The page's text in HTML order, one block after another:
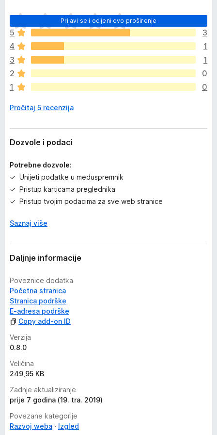
Prijavi se i ocijeni ovo proširenje
J
o
š
n
e
m
a
o
j
n
a
5
3
4
1
3
1
2
0
1
0
Pročitaj 5 recenzija
Dozvole i podaci
Potrebne dozvole:
Unijeti podatke u međuspremnik
Pristup karticama preglednika
Pristup tvojim podacima za sve web stranice
Saznaj više
Daljnje informacije
Poveznice dodatka
Početna stranica
Stranica podrške
E-adresa podrške
Copy add-on ID
Verzija
0.8.0
Veličina
249,95 KB
Zadnje aktualiziranje
prije 7 godina (19. tra. 2019)
Povezane kategorije
Razvoj weba
Izgled